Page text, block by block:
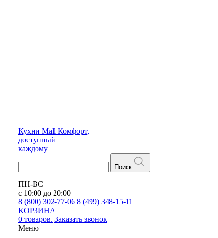
Кухни Mall Комфорт,
доступный
каждому
Поиск
ПН-ВС
с 10:00 до 20:00
8 (800) 302-77-06 8 (499) 348-15-11
КОРЗИНА
0 товаров. Заказать звонок
Меню